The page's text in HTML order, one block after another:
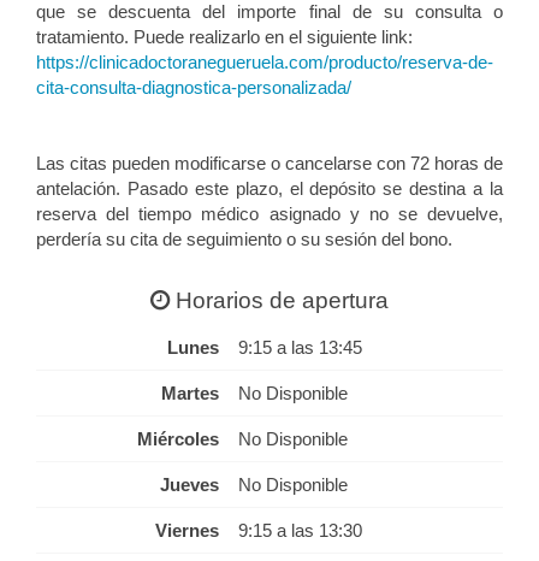
que se descuenta del importe final de su consulta o
tratamiento. Puede realizarlo en el siguiente link:
https://clinicadoctoranegueruela.com/producto/reserva-de-
cita-consulta-diagnostica-personalizada/
Las citas pueden modificarse o cancelarse con 72 horas de
antelación. Pasado este plazo, el depósito se destina a la
reserva del tiempo médico asignado y no se devuelve,
perdería su cita de seguimiento o su sesión del bono.
Horarios de apertura
Lunes 9:15 a las 13:45
Martes No Disponible
Miércoles No Disponible
Jueves No Disponible
Viernes 9:15 a las 13:30